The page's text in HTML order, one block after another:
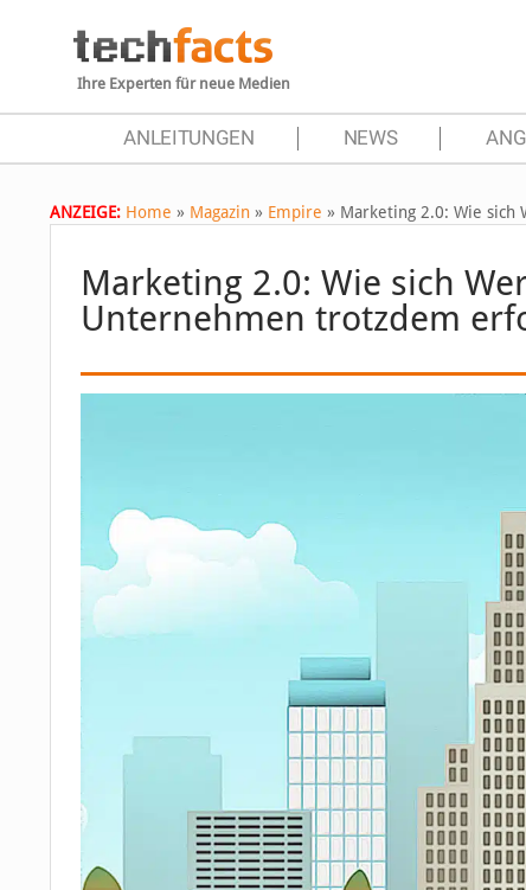
Ihre Experten für neue Medien
ANLEITUNGEN NEWS
ANZEIGE: Home » Magazin » Empire » Marketing 2.0: Wie
Marketing 2.0: Wie sich
Unternehmen trotzdem